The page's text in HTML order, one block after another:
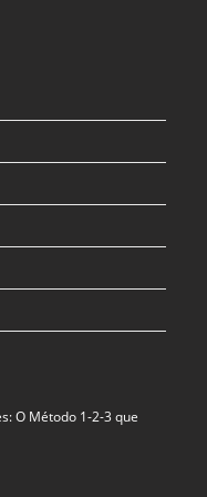
O Método 1-2-3 que